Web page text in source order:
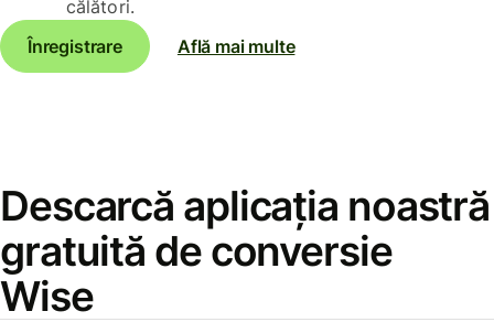
călători.
Înregistrare
Află mai multe
Descarcă aplicația noastră
gratuită de conversie
Wise